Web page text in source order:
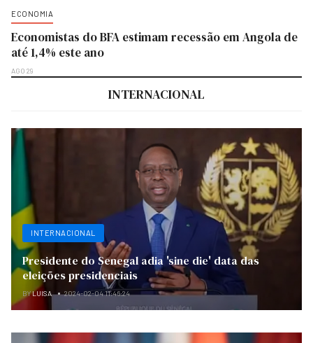
ECONOMIA
Economistas do BFA estimam recessão em Angola de
até 1,4% este ano
AGO 29
INTERNACIONAL
INTERNACIONAL
Presidente do Senegal adia 'sine die' data das
eleições presidenciais
BYLUISA 2024-02-04 11:46:24